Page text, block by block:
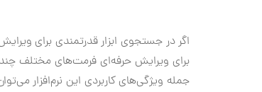
برای ویرایش حرفه‌ای فرمت‌های مختلف
جمله ویژگی‌های کاربردی این نرم‌افزار